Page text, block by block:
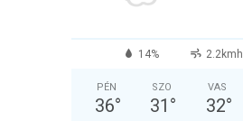
14% 2.2kmh
PÉN
36°
SZO
31 °
VAS
32°